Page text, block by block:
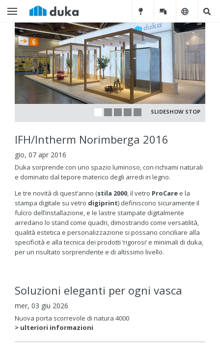
SLIDESHOW STOP
IFH/Intherm Norimberga 2016
gio, 07 apr 2016
Duka sorprende con uno spazio luminoso, con richiami naturali
e dominato dal tepore materico degli arredi in legno.
Le tre novità di quest’anno (stila 2000, il vetro ProCare e la
stampa digitale su vetro digiprint) definiscono sicuramente il
fulcro dell’installazione, e le lastre stampate digitalmente
arredano lo stand come quadri, dimostrando come versatilità,
qualità estetica e personalizzazione si possano conciliare alla
specificità e alla tecnica dei prodotti ‘rigorosi’ e minimali di duka,
per un risultato sorprendente e di altissimo livello.
Soluzioni eleganti per ogni vasca
mer, 03 giu 2026
Nuova porta scorrevole di natura 4000
> ulteriori informazioni